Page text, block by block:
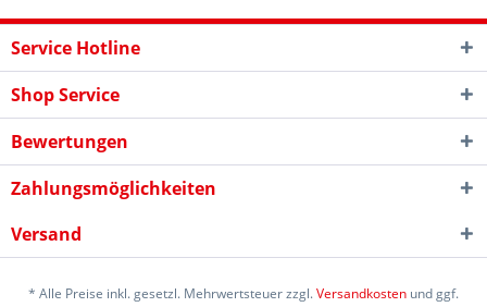
Service Hotline
Shop Service
Bewertungen
Zahlungsmöglichkeiten
Versand
* Alle Preise inkl. gesetzl. Mehrwertsteuer zzgl.Versandkosten und ggf.